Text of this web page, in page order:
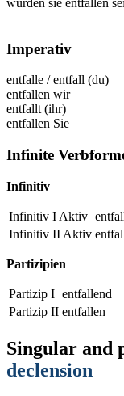
Imperativ
entfalle /entfall (du)
entfallen wir
entfallt (ihr)
entfallen Sie
Infinite
Infinitiv
Infinitiv I Aktiv
Infinitiv II Aktiv
Partizipien
Partizip I entfallend
Partizip II entfallen
Singular and
declension